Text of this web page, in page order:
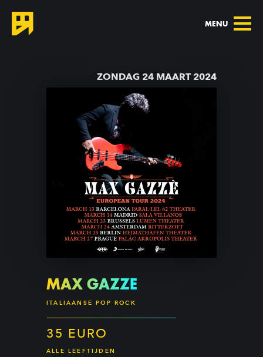
MENU
ZONDAG 24 MAART 2024
MAX GAZZE
ITALIAANSE POP ROCK
35 EURO
ALLE LEEFTIJDEN